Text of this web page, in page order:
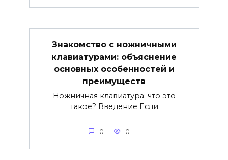
Знакомство с ножничными
клавиатурами: объяснение
основных особенностей и
преимуществ
Ножничная клавиатура: что это
такое? Введение Если
0 0